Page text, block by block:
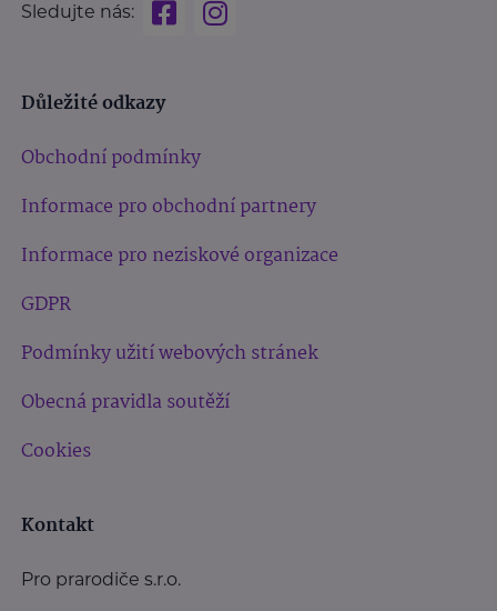
Sledujte nás:
Důležité odkazy
Obchodní podmínky
Informace pro obchodní partnery
Informace pro neziskové organizace
GDPR
Podmínky užití webových stránek
Obecná pravidla soutěží
Cookies
Kontakt
Pro prarodiče s.r.o.